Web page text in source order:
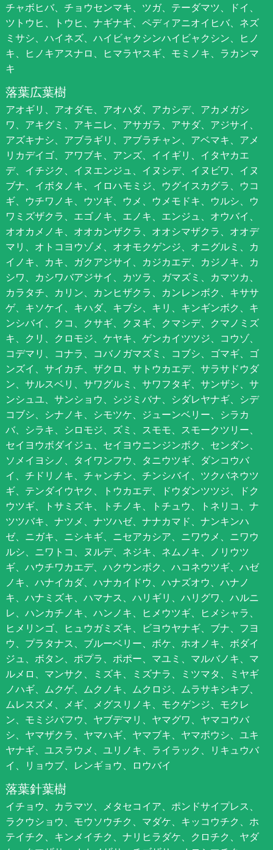
チャボヒバ、チョウセンマキ、ツガ、テーダマツ、ドイ、
ツトウヒ、トウヒ、ナギナギ、ペディアニオイヒバ、ネズ
ミサシ、ハイネズ、ハイビャクシンハイビャクシン、ヒノ
キ、ヒノキアスナロ、ヒマラヤスギ、モミノキ、ラカンマ
キ
落葉広葉樹
アオギリ、アオダモ、アオハダ、アカシデ、アカメガシ
ワ、アキグミ、アキニレ、アサガラ、アサダ、アジサイ、
アズキナシ、アブラギリ、アブラチャン、アベマキ、アメ
リカデイゴ、アワブキ、アンズ、イイギリ、イタヤカエ
デ、イチジク、イヌエンジュ、イヌシデ、イヌビワ、イヌ
ブナ、イボタノキ、イロハモミジ、ウグイスカグラ、ウコ
ギ、ウチワノキ、ウツギ、ウメ、ウメモドキ、ウルシ、ウ
ワミズザクラ、エゴノキ、エノキ、エンジュ、オウバイ、
オオカメノキ、オオカンザクラ、オオシマザクラ、オオデ
マリ、オトコヨウゾメ、オオモクゲンジ、オニグルミ、カ
イノキ、カキ、ガクアジサイ、カジカエデ、カジノキ、カ
シワ、カシワバアジサイ、カツラ、ガマズミ、カマツカ、
カラタチ、カリン、カンヒザクラ、カンレンボク、キササ
ゲ、キソケイ、キハダ、キブシ、キリ、キンギンボク、キ
ンシバイ、クコ、クサギ、クヌギ、クマシデ、クマノミズ
キ、クリ、クロモジ、ケヤキ、ゲンカイツツジ、コウゾ、
コデマリ、コナラ、コバノガマズミ、コブシ、ゴマギ、ゴ
ンズイ、サイカチ、ザクロ、サトウカエデ、サラサドウダ
ン、サルスベリ、サワグルミ、サワフタギ、サンザシ、サ
ンシュユ、サンショウ、シジミバナ、シダレヤナギ、シデ
コブシ、シナノキ、シモツケ、ジューンベリー、シラカ
バ、シラキ、シロモジ、ズミ、スモモ、スモークツリー、
セイヨウボダイジュ、セイヨウニンジンボク、センダン、
ソメイヨシノ、タイワンフウ、タニウツギ、ダンコウバ
イ、チドリノキ、チャンチン、チンシバイ、ツクバネウツ
ギ、テンダイウヤク、トウカエデ、ドウダンツツジ、ドク
ウツギ、トサミズキ、トチノキ、トチュウ、トネリコ、ナ
ツツバキ、ナツメ、ナツハゼ、ナナカマド、ナンキンハ
ゼ、ニガキ、ニシキギ、ニセアカシア、ニワウメ、ニワウ
ルシ、ニワトコ、ヌルデ、ネジキ、ネムノキ、ノリウツ
ギ、ハウチワカエデ、ハクウンボク、ハコネウツギ、ハゼ
ノキ、ハナイカダ、ハナカイドウ、ハナズオウ、ハナノ
キ、ハナミズキ、ハマナス、ハリギリ、ハリグワ、ハルニ
レ、ハンカチノキ、ハンノキ、ヒメウツギ、ヒメシャラ、
ヒメリンゴ、ヒュウガミズキ、ビヨウヤナギ、ブナ、フヨ
ウ、プラタナス、ブルーベリー、ボケ、ホオノキ、ボダイ
ジュ、ボタン、ポプラ、ポポー、マユミ、マルバノキ、マ
ルメロ、マンサク、ミズキ、ミズナラ、ミツマタ、ミヤギ
ノハギ、ムクゲ、ムクノキ、ムクロジ、ムラサキシキブ、
ムレスズメ、メギ、メグスリノキ、モクゲンジ、モクレ
ン、モミジバフウ、ヤブデマリ、ヤマグワ、ヤマコウバ
シ、ヤマザクラ、ヤマハギ、ヤマブキ、ヤマボウシ、ユキ
ヤナギ、ユスラウメ、ユリノキ、ライラック、リキュウバ
イ、リョウブ、レンギョウ、ロウバイ
落葉針葉樹
イチョウ、カラマツ、メタセコイア、ポンドサイプレス、
ラクウショウ、モウソウチク、マダケ、キッコウチク、ホ
テイチク、キンメイチク、ナリヒラダケ、クロチク、ヤダ